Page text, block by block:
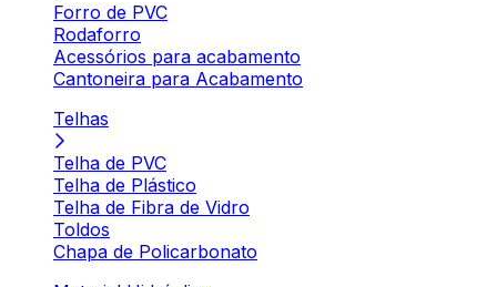
Forro de PVC
Rodaforro
Acessórios para acabamento
Cantoneira para Acabamento
Telhas
Telha de PVC
Telha de Plástico
Telha de Fibra de Vidro
Toldos
Chapa de Policarbonato